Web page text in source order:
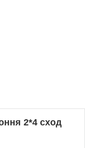
2*4 сход